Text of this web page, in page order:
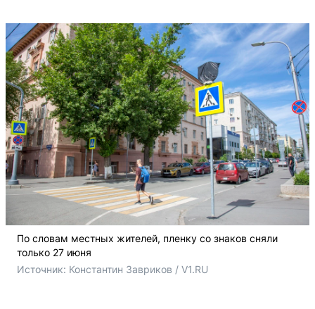
По словам местных жителей, пленку со знаков сняли
только 27 июня
Источник: Константин Завриков / V1.RU